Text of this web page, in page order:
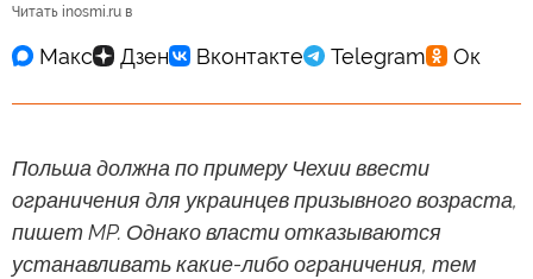
Читать inosmi.ru в
Польша должна по примеру Чехии ввести
ограничения для украинцев призывного возраста,
пишет MP. Однако власти отказываются
устанавливать какие-либо ограничения, тем